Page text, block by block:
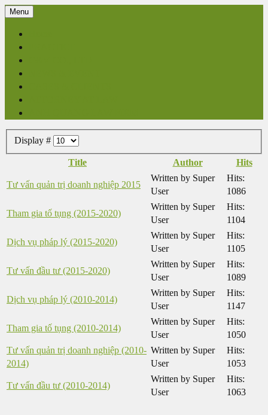
Menu
Display #
Title Author Hits
Tư vấn quản trị doanh nghiệp 2015
Written by Super
User
Hits:
1086
Tham gia tố tụng (2015-2020)
Written by Super
User
Hits:
1104
Dịch vụ pháp lý (2015-2020)
Written by Super
User
Hits:
1105
Tư vấn đầu tư (2015-2020)
Written by Super
User
Hits:
1089
Dịch vụ pháp lý (2010-2014)
Written by Super
User
Hits:
1147
Tham gia tố tụng (2010-2014)
Written by Super
User
Hits:
1050
Tư vấn quản trị doanh nghiệp (2010-
2014)
Written by Super
User
Hits:
1053
Tư vấn đầu tư (2010-2014)
Written by Super
User
Hits:
1063